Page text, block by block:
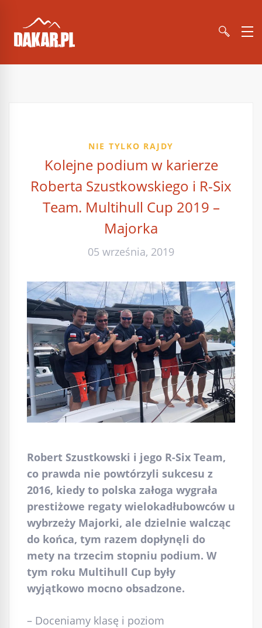
NIE TYLKO RAJDY
Kolejne podium w karierze
Roberta Szustkowskiego i R-Six
Team. Multihull Cup 2019 –
Majorka
05 września, 2019
Robert Szustkowski i jego R-Six Team,
co prawda nie powtórzyli sukcesu z
2016, kiedy to polska załoga wygrała
prestiżowe regaty wielokadłubowców u
wybrzeży Majorki, ale dzielnie walcząc
do końca, tym razem dopłynęli do
mety na trzecim stopniu podium. W
tym roku Multihull Cup były
wyjątkowo mocno obsadzone.
– Doceniamy klasę i poziom